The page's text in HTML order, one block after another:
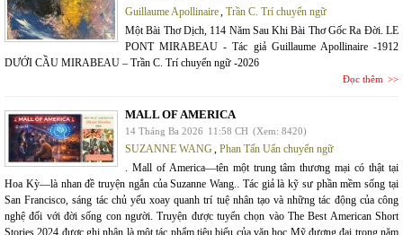
Guillaume Apollinaire, Trần C. Trí chuyển ngữ
Một Bài Thơ Dịch, 114 Năm Sau Khi Bài Thơ Gốc Ra Đời. LE
PONT MIRABEAU - Tác giả Guillaume Apollinaire -1912
DƯỚI CẦU MIRABEAU – Trần C. Trí chuyển ngữ -2026
Đọc thêm
MALL OF AMERICA
14 Tháng Ba 2026 11:58 CH (Xem: 8420)
SUZANNE WANG, Phan Tấn Uẩn chuyển ngữ
. Mall of America—tên một trung tâm thương mại có thật tại
Hoa Kỳ—là nhan đề truyện ngắn của Suzanne Wang.. Tác giả là kỹ sư phần mềm sống tại
San Francisco, sáng tác chủ yếu xoay quanh trí tuệ nhân tạo và những tác động của công
nghệ đối với đời sống con người. Truyện được tuyển chọn vào The Best American Short
Stories 2024 được ghi nhận là một tác phẩm tiêu biểu của văn học Mỹ đương đại trong năm